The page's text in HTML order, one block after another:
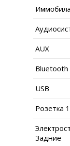
AUX
Bluetooth
USB
Розетка
Задние